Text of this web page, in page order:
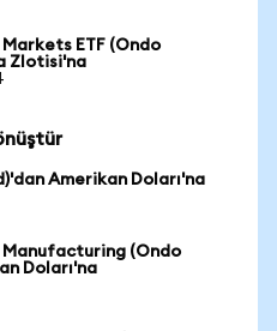
ETF (Ondo
Zlotisi'na
Amerikan Doları'na
(Ondo
Doları'na